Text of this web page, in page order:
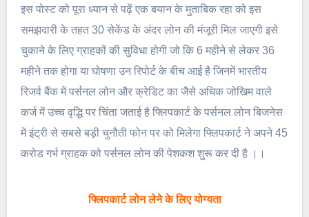
इस पोस्ट को पूरा ध्यान से पढ़ें एक बयान के मुताबिक रहा को इस
समझदारी के तहत 30 सेकेंड के अंदर लोन की मंजूरी मिल जाएगी इसे
चुकाने के लिए ग्राहकों की सुविधा होगी जो कि 6 महीने से लेकर 36
महीने तक होगा या घोषणा उन रिपोर्ट के बीच आई है जिनमें भारतीय
रिजर्व बैंक में पर्सनल लोन और क्रेडिट का जैसे अधिक जोखिम वाले
कर्ज में उच्च वृद्धि पर चिंता जताई है फ्लिपकार्ट के पर्सनल लोन बिजनेस
में इंट्री से सबसे बड़ी चुनौती फोन पर को मिलेगा फ्लिपकार्ट ने अपने 45
करोड गर्भ ग्राहक को पर्सनल लोन की पेशकश शुरू कर दी है ।।
फ्लिपकार्ट लोन लेने के लिए योग्यता